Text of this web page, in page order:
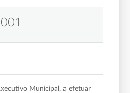
Municipal, a efetuar